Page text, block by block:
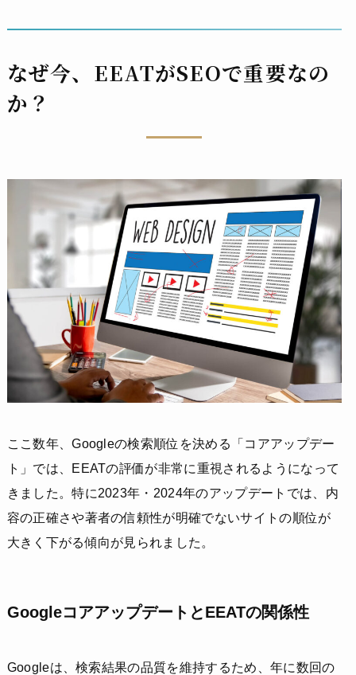
なぜ今、EEATがSEOで重要なの
か？
ここ数年、Googleの検索順位を決める「コアアップデー
ト」では、EEATの評価が非常に重視されるようになって
きました。特に2023年・2024年のアップデートでは、内
容の正確さや著者の信頼性が明確でないサイトの順位が
大きく下がる傾向が見られました。
GoogleコアアップデートとEEATの関係性
Googleは、検索結果の品質を維持するため、年に数回の